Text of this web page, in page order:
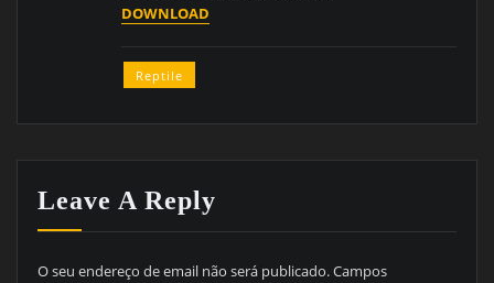
DOWNLOAD
Reptile
Leave A Reply
O seu endereço de email não será publicado.Campos